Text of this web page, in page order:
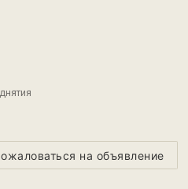
на объявление